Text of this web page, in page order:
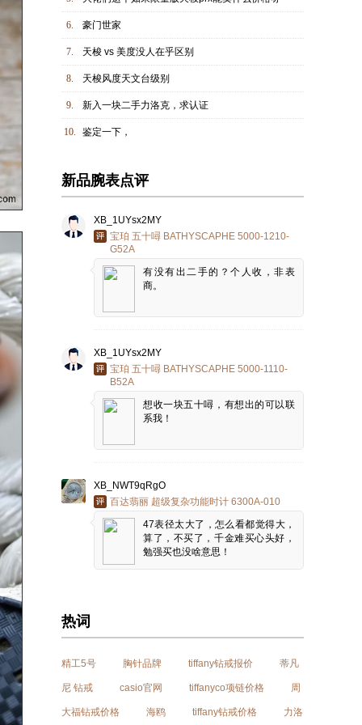
6. 豪门世家
7. 天梭 vs 美度没人在乎区别
8. 天梭风度天文台级别
9. 新入一块二手力洛克，求认证
10. 鉴定一下，
新品腕表点评
XB_1UYsx2MY
宝珀 五十噚 BATHYSCAPHE 5000-1210-
G52A
有没有出二手的？个人收，非表
商。
XB_1UYsx2MY
宝珀 五十噚 BATHYSCAPHE 5000-1110-
B52A
想收一块五十噚，有想出的可以联
系我！
XB_NWT9qRgO
百达翡丽 超级复杂功能时计 6300A-010
47表径太大了，怎么看都觉得大，
算了，不买了，千金难买心头好，
勉强买也没啥意思！
热词
精工5号 胸针品牌 tiffany钻戒报价 蒂凡
尼 钻戒 casio官网 tiffanyco项链价格 周
大福钻戒价格 海鸥 tiffany钻戒价格 力洛